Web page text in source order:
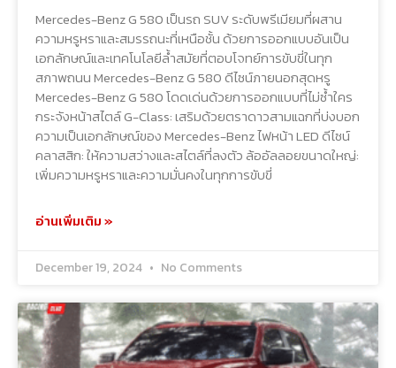
Mercedes-Benz G 580 เป็นรถ SUV ระดับพรีเมียมที่ผสาน
ความหรูหราและสมรรถนะที่เหนือชั้น ด้วยการออกแบบอันเป็น
เอกลักษณ์และเทคโนโลยีล้ำสมัยที่ตอบโจทย์การขับขี่ในทุก
สภาพถนน Mercedes-Benz G 580 ดีไซน์ภายนอกสุดหรู
Mercedes-Benz G 580 โดดเด่นด้วยการออกแบบที่ไม่ซ้ำใคร
กระจังหน้าสไตล์ G-Class: เสริมด้วยตราดาวสามแฉกที่บ่งบอก
ความเป็นเอกลักษณ์ของ Mercedes-Benz ไฟหน้า LED ดีไซน์
คลาสสิก: ให้ความสว่างและสไตล์ที่ลงตัว ล้ออัลลอยขนาดใหญ่:
เพิ่มความหรูหราและความมั่นคงในทุกการขับขี่
อ่านเพิ่มเติม »
December 19, 2024 No Comments